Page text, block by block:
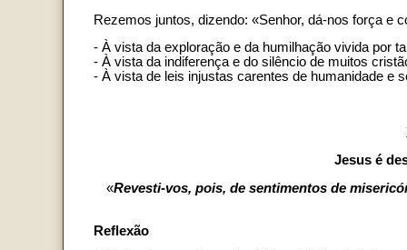
Rezemos juntos, dizendo: «Senhor, dá-nos força e
- À vista da exploração e da humilhação vivida por
- À vista da indiferença e do silêncio de muitos
- À vista de leis injustas carentes de humanidade e
Jesus é
«Revesti-vos, pois, de sentimentos de
Reflexão